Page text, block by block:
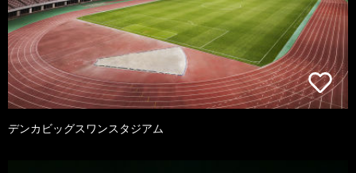
デンカビッグスワンスタジアム